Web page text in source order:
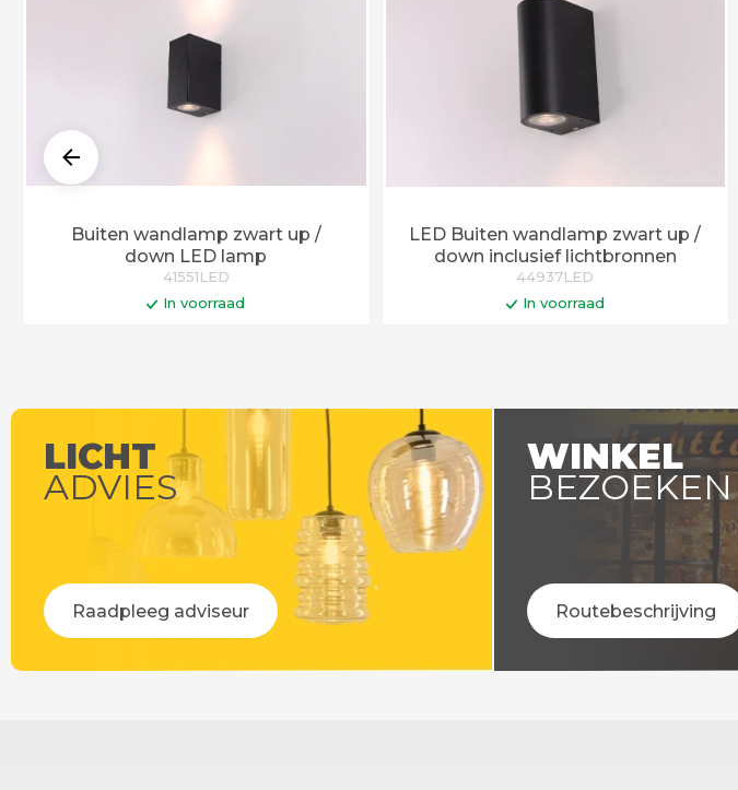
Buiten wandlamp zwart up /
down LED lamp
41551LED
In voorraad
LED Buiten wandlamp zwart up /
down inclusief lichtbronnen
44937LED
In voorraad
LICHT
ADVIES
Raadpleeg adviseur
WINKEL
BEZOEKEN
Routebeschrijving